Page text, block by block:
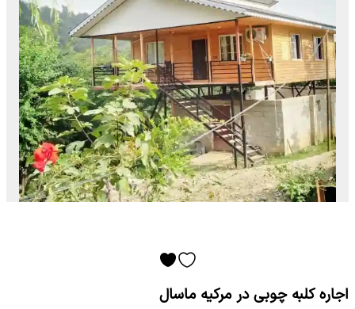
اجاره کلبه چوبی در مرکیه ماسال